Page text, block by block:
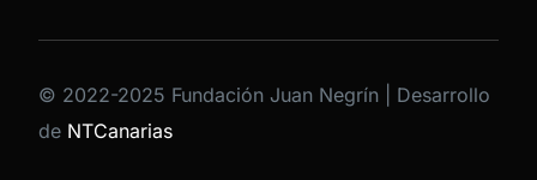
© 2022-2025 Fundación Juan Negrín | Desarrollo
de NTCanarias